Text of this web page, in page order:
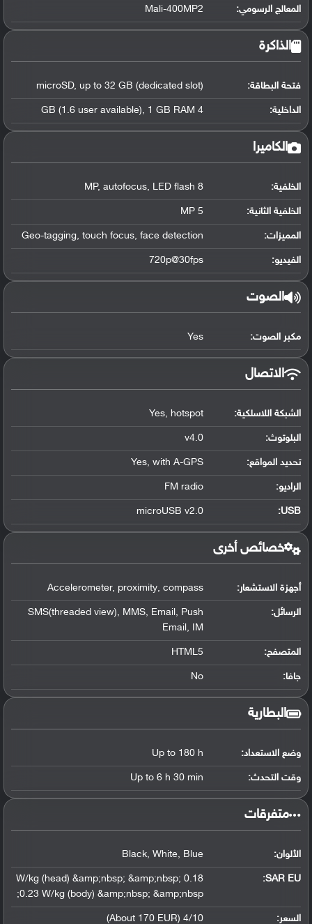
المعالج الرسومي:
Mali-400MP2
الذاكرة
فتحة البطاقة: microSD, up to 32 GB (dedicated slot)
الداخلية: 4 GB (1.6 user available), 1 GB RAM
الكاميرا
الخلفية: 8 MP, autofocus, LED flash
الخلفية الثانية: 5 MP
المميزات: Geo-tagging, touch focus, face detection
الفيديو: 720p@30fps
الصوت
مكبر الصوت: Yes
الاتصال
الشبكة اللاسلكية: Yes, hotspot
البلوتوث:
v4.0
تحديد المواقع:
Yes, with A-GPS
الراديو: FM radio
USB
:
microUSB v2.0
خصائص أخرى
أجهزة الاستشعار: Accelerometer, proximity, compass
الرسائل:
SMS(threaded view), MMS, Email, Push
Email, IM
المتصفح: HTML5
جافا: No
البطارية
وضع الاستعداد: Up to 180 h
وقت التحدث: Up to 6 h 30 min
‏متفرقات‏
الألوان: Black, White, Blue
SAR EU:
0.18 W/kg (head) &amp;nbsp; &amp;nbsp;
0.23 W/kg (body) &amp;nbsp; &amp;nbsp;
السعر: 4/10 (About 170 EUR)